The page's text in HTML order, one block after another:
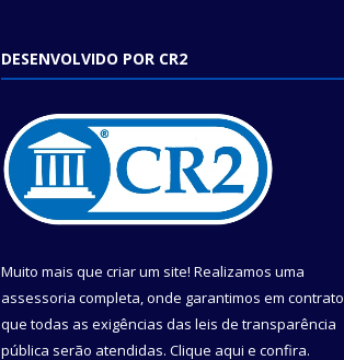
DESENVOLVIDO POR CR2
Muito mais que criar um site! Realizamos uma
assessoria completa, onde garantimos em contrato
que todas as exigências das leis de transparência
pública serão atendidas. Clique aqui e confira.